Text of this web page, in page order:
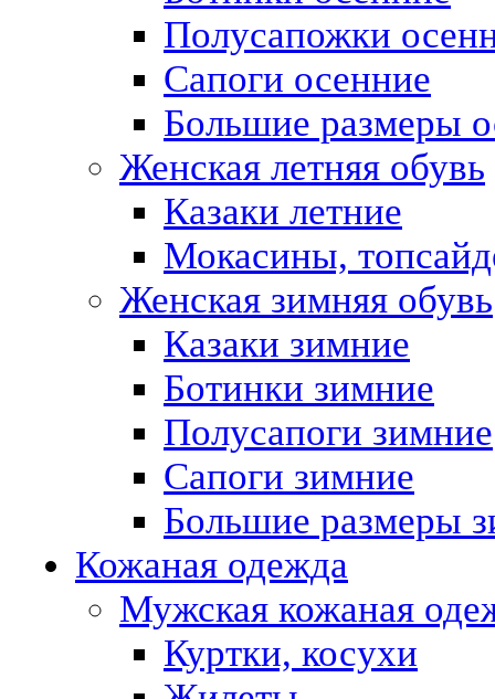
Полусапожки
Сапоги осенние
Большие размеры
Женская летняя обувь
Казаки летние
Мокасины,
Женская зимняя обувь
Казаки зимние
Ботинки зимние
Полусапоги зимние
Сапоги зимние
Большие размеры
Кожаная одежда
Мужская кожаная
Куртки, косухи